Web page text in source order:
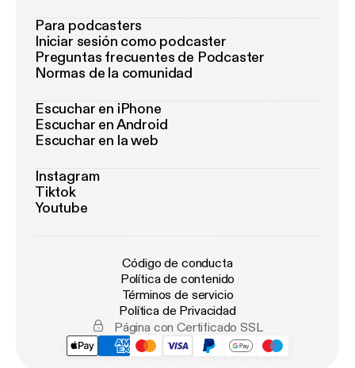
Para podcasters
Iniciar sesión como podcaster
Preguntas frecuentes de Podcaster
Normas de la comunidad
Escuchar en iPhone
Escuchar en Android
Escuchar en la web
Instagram
Tiktok
Youtube
Código de conducta
Política de contenido
Términos de servicio
Política de Privacidad
Página con Certificado SSL